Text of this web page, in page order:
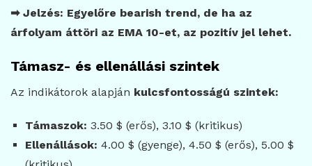
➡ Jelzés: Egyelőre bearish trend, de ha az
árfolyam áttöri az EMA 10-et, az pozitív jel lehet.
Támasz- és ellenállási szintek
Az indikátorok alapján kulcsfontosságú szintek:
Támaszok: 3.50 $ (erős), 3.10 $ (kritikus)
Ellenállások: 4.00 $ (gyenge), 4.50 $ (erős), 5.00 $